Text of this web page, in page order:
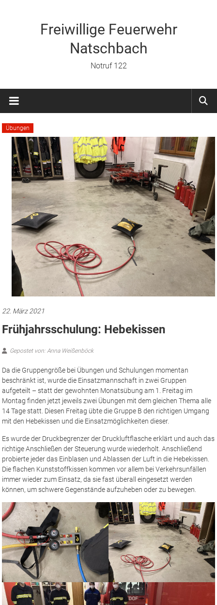
Freiwillige Feuerwehr
Natschbach
Notruf 122
Übungen
22. März 2021
Frühjahrsschulung: Hebekissen
Gepostet von: Anna Weißenböck
Da die Gruppengröße bei Übungen und Schulungen momentan
beschränkt ist, wurde die Einsatzmannschaft in zwei Gruppen
aufgeteilt – statt der gewohnten Monatsübung am 1. Freitag im
Montag finden jetzt jeweils zwei Übungen mit dem gleichen Thema alle
14 Tage statt. Diesen Freitag übte die Gruppe B den richtigen Umgang
mit den Hebekissen und die Einsatzmöglichkeiten dieser.
Es wurde der Druckbegrenzer der Druckluftflasche erklärt und auch das
richtige Anschließen der Steuerung wurde wiederholt. Anschließend
probierte jeder das Einblasen und Ablassen der Luft in die Hebekissen.
Die flachen Kunststoffkissen kommen vor allem bei Verkehrsunfällen
immer wieder zum Einsatz, da sie fast überall eingesetzt werden
können, um schwere Gegenstände aufzuheben oder zu bewegen.